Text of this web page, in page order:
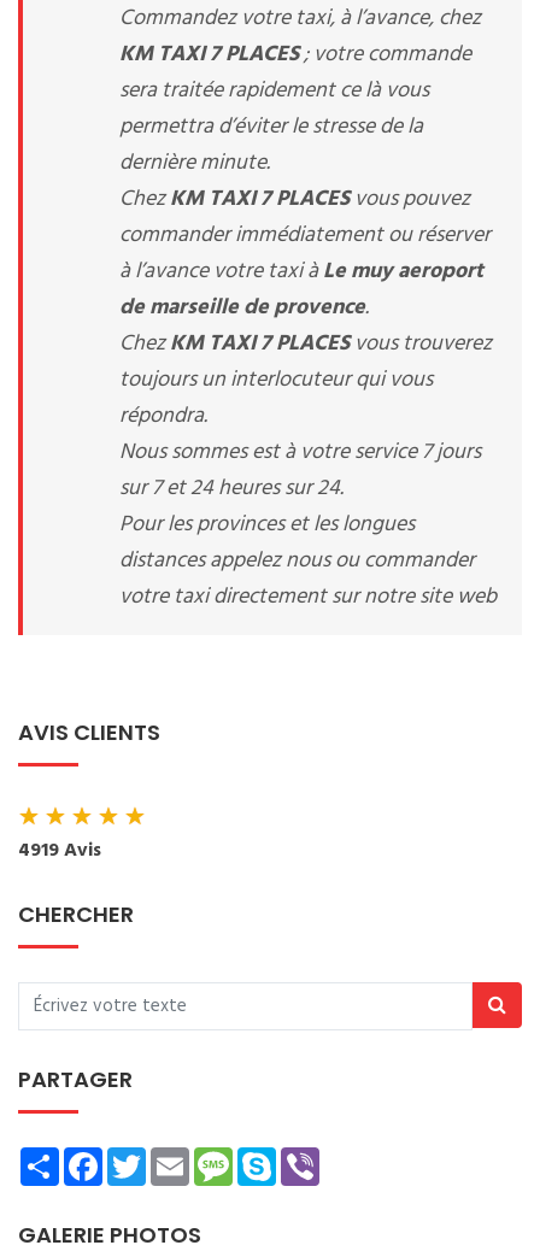
Commandez votre taxi, à l’avance, chez
KM TAXI 7 PLACES; votre commande
sera traitée rapidement ce là vous
permettra d’éviter le stresse de la
dernière minute.
ChezKM TAXI 7 PLACESvous pouvez
commander immédiatement ou réserver
à l’avance votre taxi àLe muy aeroport
de marseille de provence.
ChezKM TAXI 7 PLACESvous trouverez
toujours un interlocuteur qui vous
répondra.
Nous sommes est à votre service 7 jours
sur 7 et 24 heures sur 24.
Pour les provinces et les longues
distances appelez nous ou commander
votre taxi directement sur notre site web
AVIS CLIENTS
★★★★★
4919 Avis
CHERCHER
PARTAGER
ShareFacebookTwitterEmailMessage
Skype
GALERIE PHOTOS